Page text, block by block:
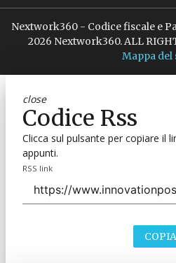
Nextwork360 - Codice fiscale e
2026 Nextwork360. ALL
Mappa del
close
Codice Rss
Clicca sul pulsante per copiare il
appunti.
RSS link